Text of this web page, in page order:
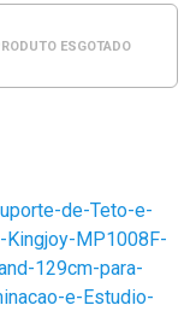
ESGOTADO